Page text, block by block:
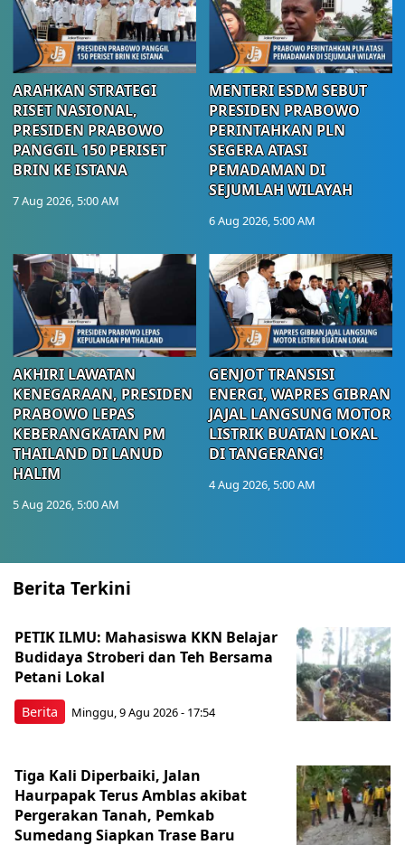
ARAHKAN STRATEGI
RISET NASIONAL,
PRESIDEN PRABOWO
PANGGIL 150 PERISET
BRIN KE ISTANA
7 Aug 2026, 5:00 AM
MENTERI ESDM SEBUT
PRESIDEN PRABOWO
PERINTAHKAN PLN
SEGERA ATASI
PEMADAMAN DI
SEJUMLAH WILAYAH
6 Aug 2026, 5:00 AM
AKHIRI LAWATAN
KENEGARAAN, PRESIDEN
PRABOWO LEPAS
KEBERANGKATAN PM
THAILAND DI LANUD
HALIM
5 Aug 2026, 5:00 AM
GENJOT TRANSISI
ENERGI, WAPRES GIBRAN
JAJAL LANGSUNG MOTOR
LISTRIK BUATAN LOKAL
DI TANGERANG!
4 Aug 2026, 5:00 AM
Berita Terkini
Berita
PETIK ILMU: Mahasiswa KKN Belajar
Budidaya Stroberi dan Teh Bersama
Petani Lokal
Minggu, 9 Agu 2026 - 17:54
Tiga Kali Diperbaiki, Jalan
Haurpapak Terus Amblas akibat
Pergerakan Tanah, Pemkab
Sumedang Siapkan Trase Baru